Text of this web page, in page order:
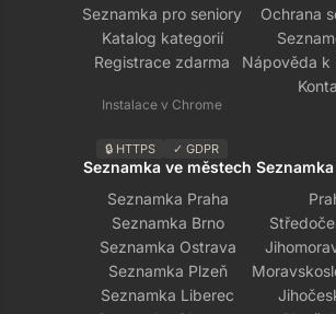
Seznamka pro seniory
Katalog kategorií
Registrace zdarma
Instalace v Chrome
🔒 HTTPS ✓ GDPR
Ochrana
Nápověda k
Seznamka ve městech
Seznamka Praha
Seznamka Brno
Seznamka Ostrava
Seznamka Plzeň
Seznamka Liberec